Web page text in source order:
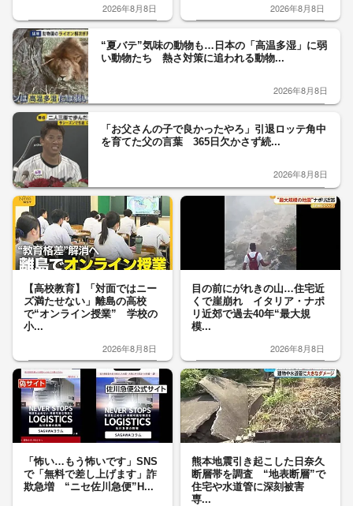
2026年8月8日 2026年8月8日
“夏バテ”気味の動物も…日本の「高温多湿」に弱
い動物たち 熱さ対策に追われる動物...
2026年8月8日
「お父さんの子で良かったやろ」引退ロッテ角中
を育てた父の言葉 365日欠かさず続...
2026年8月8日
【高校教育】「対面ではニー
ズ満たせない」離島の高校
で“オンライン授業” 学校の
小...
2026年8月8日
目の前にがれきの山…住宅近
くで崖崩れ イタリア・ナポ
リ近郊で過去40年“最大規
模...
2026年8月8日
「怖い…もう怖いです」SNS
で「無料で差し上げます」詐
欺急増 “ニセ佐川急便”H...
熊本地震引き起こした日奈久
断層帯を調査 “地表断層”で
住宅や水道管に深刻被害
専...